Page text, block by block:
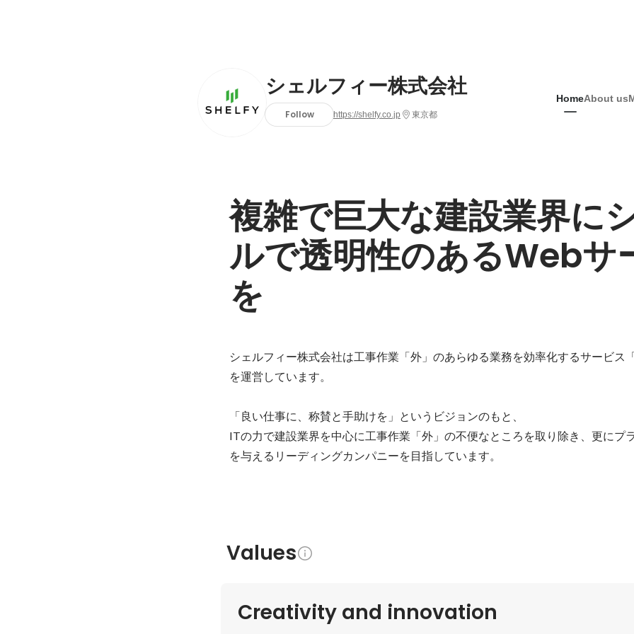
シェルフィー株式会社
Follow https://shelfy.co.jp 東京都
HomeAbout us
複雑で巨大な建設業界に
ルで透明性のあるWebサ
を
シェルフィー株式会社は工事作業「外」のあらゆる業務を効率化するサービス
を運営しています。
「良い仕事に、称賛と手助けを」というビジョンのもと、
ITの力で建設業界を中心に工事作業「外」の不便なところを取り除き、更にプ
を与えるリーディングカンパニーを目指しています。
Values
Creativity and innovation